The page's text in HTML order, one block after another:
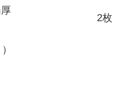
2枚